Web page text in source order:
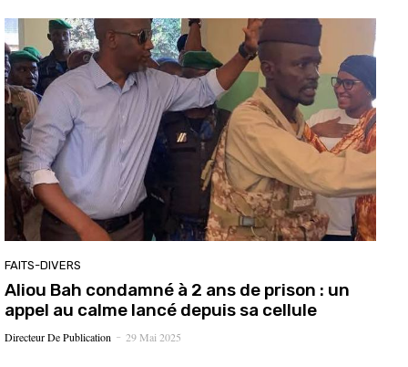
FAITS-DIVERS
Aliou Bah condamné à 2 ans de prison : un
appel au calme lancé depuis sa cellule
Directeur De Publication - 29 Mai 2025